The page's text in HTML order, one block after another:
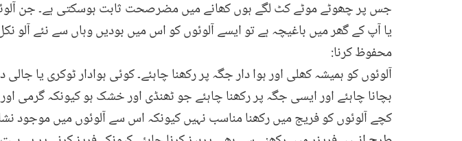
جس پر چھوٹے موٹے کٹ لگے ہوں کھانے میں مضرصحت ثابت ہوسکتی ہے۔ جن
یا آپ کے گھر میں باغیچہ ہے تو ایسے آلوئوں کو اس میں بودیں وہاں سے نئے آلو
محفوظ کرنا:
آلوئوں کو ہمیشہ کھلی اور ہوا دار جگہ پر رکھنا چاہئے۔ کوئی ہوادار ٹوکری یا
بچانا چاہئے اور ایسی جگہ پر رکھنا چاہئے جو ٹھنڈی اور خشک ہو کیونکہ گرمی
کچے آلوئوں کو فریج میں رکھنا مناسب نہیں کیونکہ اس سے آلوئوں میں موجود